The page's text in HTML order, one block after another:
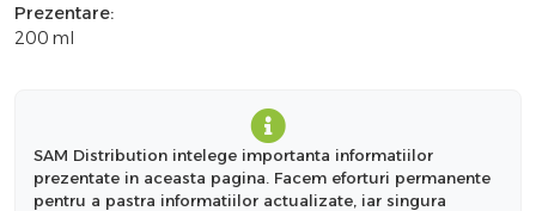
Prezentare:
200 ml
SAM Distribution intelege importanta informatiilor
prezentate in aceasta pagina. Facem eforturi permanente
pentru a pastra informatiilor actualizate, iar singura